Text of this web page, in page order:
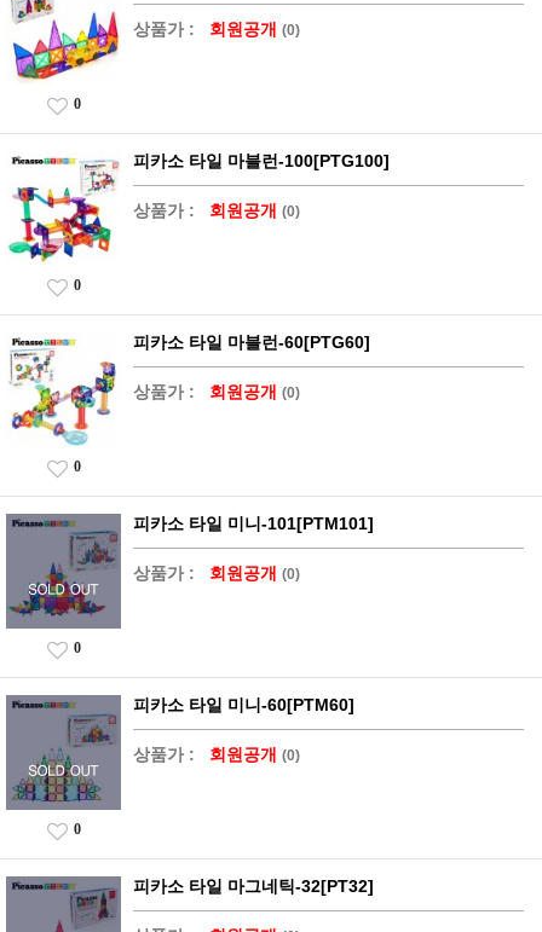
상품가 : 회원공개 (0)
0
피카소 타일 마블런-100[PTG100]
상품가 : 회원공개 (0)
0
피카소 타일 마블런-60[PTG60]
상품가 : 회원공개 (0)
0
피카소 타일 미니-101[PTM101]
상품가 : 회원공개 (0)
0
피카소 타일 미니-60[PTM60]
상품가 : 회원공개 (0)
0
피카소 타일 마그네틱-32[PT32]